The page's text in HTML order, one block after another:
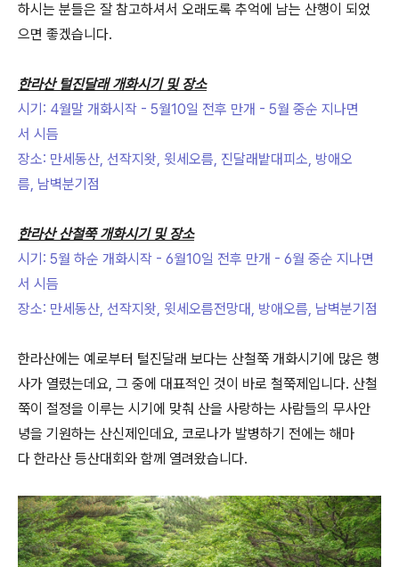
하시는 분들은 잘 참고하셔서 오래도록 추억에 남는 산행이 되었
으면 좋겠습니다.
한라산 털진달래 개화시기 및 장소
시기: 4월말 개화시작 - 5월10일 전후 만개 - 5월 중순 지나면
서 시듬
장소: 만세동산, 선작지왓, 윗세오름, 진달래밭대피소, 방애오
름, 남벽분기점
한라산 산철쭉 개화시기 및 장소
시기: 5월 하순 개화시작 - 6월10일 전후 만개 - 6월 중순 지나면
서 시듬
장소: 만세동산, 선작지왓, 윗세오름전망대, 방애오름, 남벽분기점
한라산에는 예로부터 털진달래 보다는 산철쭉 개화시기에 많은 행
사가 열렸는데요, 그 중에 대표적인 것이 바로 철쭉제입니다. 산철
쭉이 절정을 이루는 시기에 맞춰 산을 사랑하는 사람들의 무사안
녕을 기원하는 산신제인데요, 코로나가 발병하기 전에는 해마
다 한라산 등산대회와 함께 열려왔습니다.